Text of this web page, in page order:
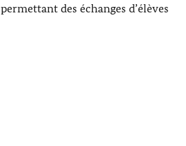
des échanges d’élèves